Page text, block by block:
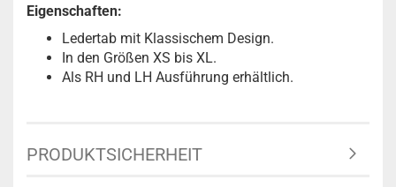
Eigenschaften:
Ledertab mit Klassischem Design.
In den Größen XS bis XL.
Als RH und LH Ausführung erhältlich.
PRODUKTSICHERHEIT